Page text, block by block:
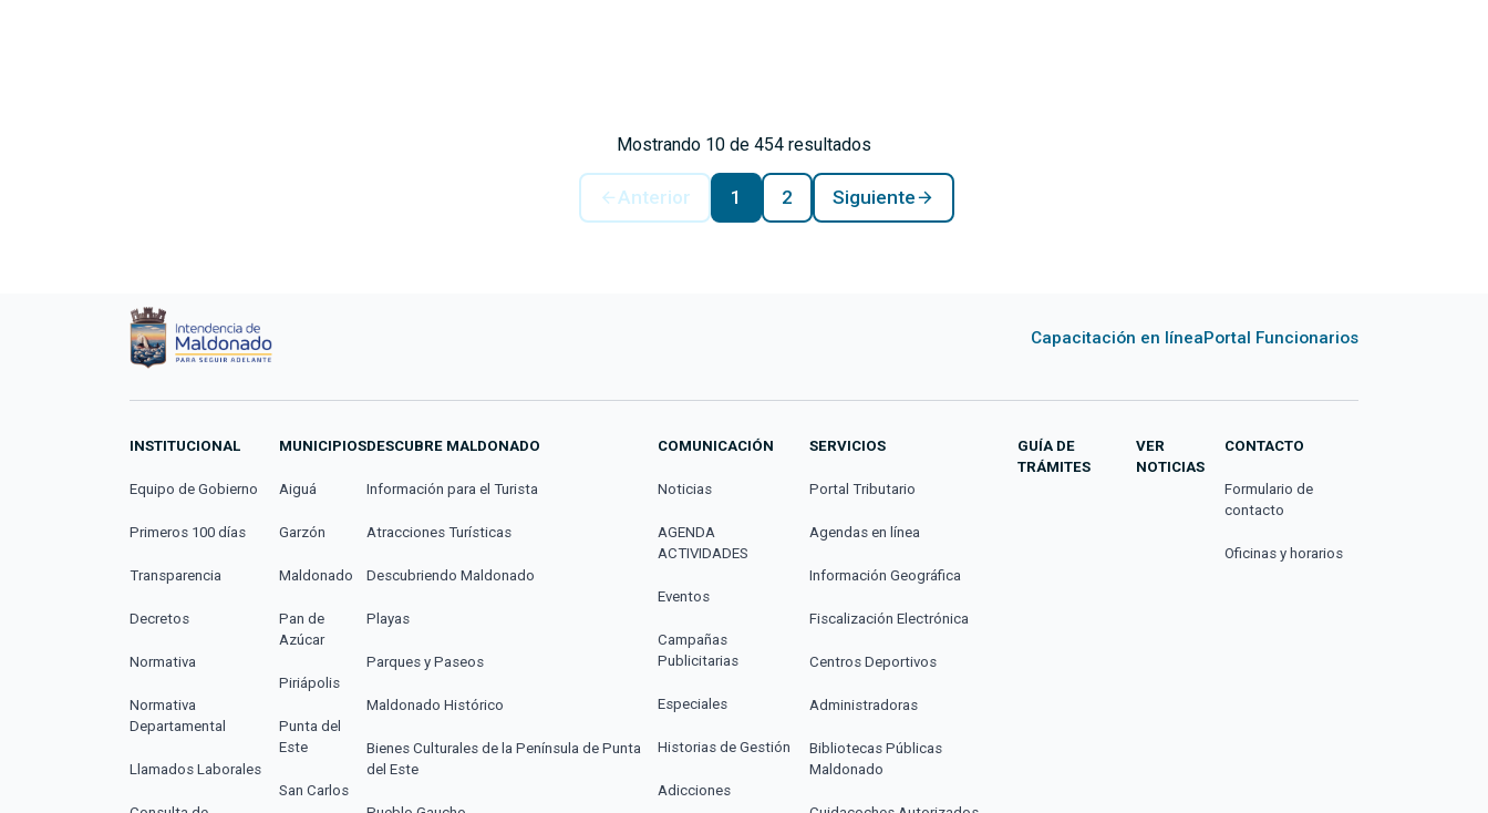
Mostrando 10 de 454 resultados
Anterior 1 2 Siguiente
Capacitación en líneaPortal Funcionarios
INSTITUCIONAL
Equipo de Gobierno
Primeros 100 días
Transparencia
Decretos
Normativa
Normativa
Departamental
Llamados Laborales
MUNICIPIOS
Aiguá
Garzón
Maldonado
Pan de
Azúcar
Piriápolis
Punta del
Este
San Carlos
DESCUBRE MALDONADO
Información para el Turista
Atracciones Turísticas
Descubriendo Maldonado
Playas
Parques y Paseos
Maldonado Histórico
Bienes Culturales de la Península de Punta
del Este
COMUNICACIÓN
Noticias
AGENDA
ACTIVIDADES
Eventos
Campañas
Publicitarias
Especiales
Historias de Gestión
Adicciones
SERVICIOS
Portal Tributario
Agendas en línea
Información Geográfica
Fiscalización Electrónica
Centros Deportivos
Administradoras
Bibliotecas Públicas
Maldonado
GUÍA DE
TRÁMITES
VER
NOTICIAS
CONTACTO
Formulario de
contacto
Oficinas y horarios